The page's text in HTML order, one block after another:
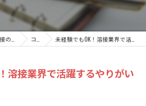
コラム 未経験でもOK！溶接業界で活躍するやりがいと魅力
溶接業界で活躍するやりがい